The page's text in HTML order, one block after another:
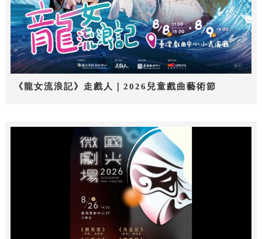
《龍女流浪記》走戲人｜2026兒童戲曲藝術節